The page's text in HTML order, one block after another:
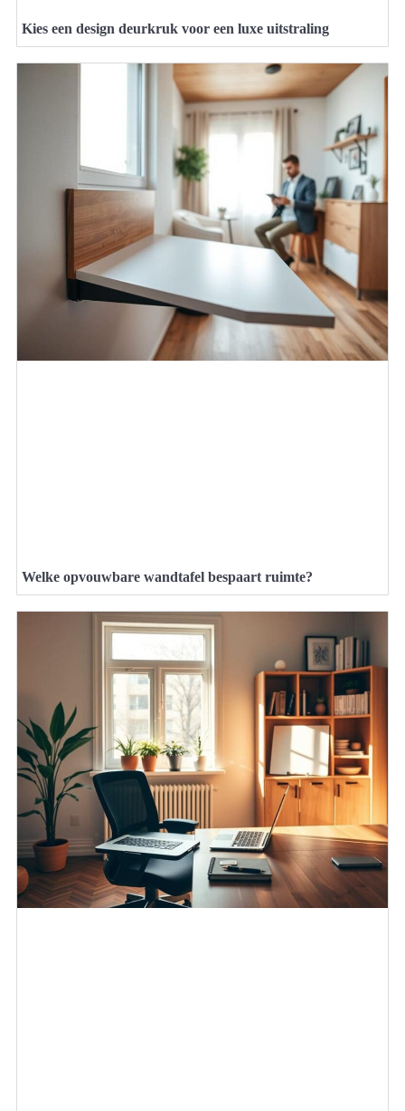
Kies een design deurkruk voor een luxe uitstraling
Welke opvouwbare wandtafel bespaart ruimte?